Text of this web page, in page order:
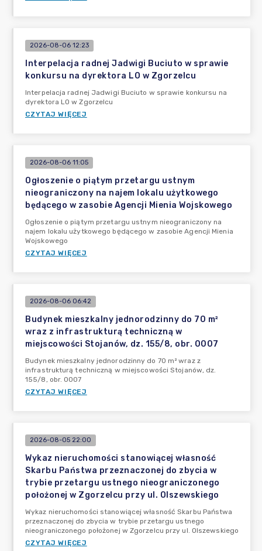
2026-08-06 12:23
Interpelacja radnej Jadwigi Buciuto w sprawie
konkursu na dyrektora LO w Zgorzelcu
Interpelacja radnej Jadwigi Buciuto w sprawie konkursu na
dyrektora LO w Zgorzelcu
CZYTAJ WIĘCEJ
2026-08-06 11:05
Ogłoszenie o piątym przetargu ustnym
nieograniczony na najem lokalu użytkowego
będącego w zasobie Agencji Mienia Wojskowego
Ogłoszenie o piątym przetargu ustnym nieograniczony na
najem lokalu użytkowego będącego w zasobie Agencji Mienia
Wojskowego
CZYTAJ WIĘCEJ
2026-08-06 06:42
Budynek mieszkalny jednorodzinny do 70 m²
wraz z infrastrukturą techniczną w
miejscowości Stojanów, dz. 155/8, obr. 0007
Budynek mieszkalny jednorodzinny do 70 m² wraz z
infrastrukturą techniczną w miejscowości Stojanów, dz.
155/8, obr. 0007
CZYTAJ WIĘCEJ
2026-08-05 22:00
Wykaz nieruchomości stanowiącej własność
Skarbu Państwa przeznaczonej do zbycia w
trybie przetargu ustnego nieograniczonego
położonej w Zgorzelcu przy ul. Olszewskiego
Wykaz nieruchomości stanowiącej własność Skarbu Państwa
przeznaczonej do zbycia w trybie przetargu ustnego
nieograniczonego położonej w Zgorzelcu przy ul. Olszewskiego
CZYTAJ WIĘCEJ